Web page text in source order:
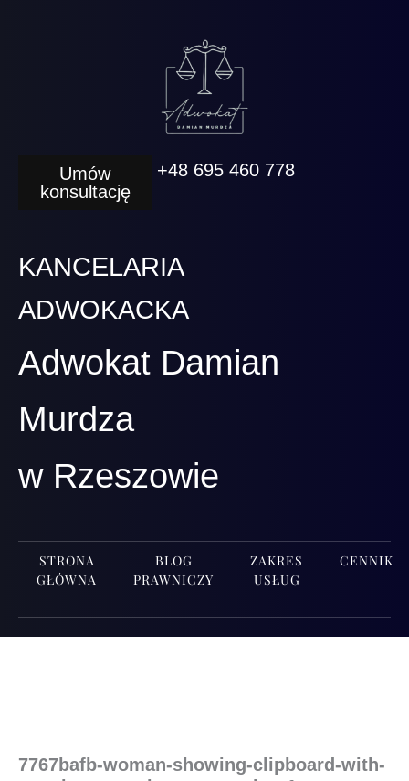
Umów
konsultację
+48 695 460 778
KANCELARIA
ADWOKACKA
Adwokat Damian
Murdza
w Rzeszowie
STRONA
GŁÓWNA
BLOG
PRAWNICZY
ZAKRES
USŁUG
CENNIK
7767bafb-woman-showing-clipboard-with-